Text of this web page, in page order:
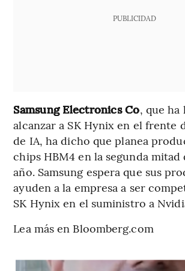
PUBLICIDAD
Samsung Electronics Co, que
alcanzar a SK Hynix en el frente
de IA, ha dicho que planea
chips HBM4 en la segunda
año. Samsung espera que sus
ayuden a la empresa a ser
SK Hynix en el suministro a
Lea más en Bloomberg.com